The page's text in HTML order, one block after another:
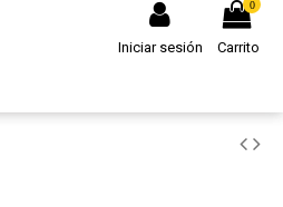
Iniciar sesión
0
Carrito